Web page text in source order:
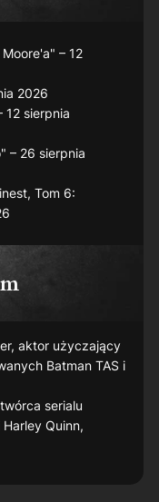
– 12
2026
12 sierpnia
– 26 sierpnia
Tom 6:
aktor użyczający
Batman TAS i
serialu
Quinn,